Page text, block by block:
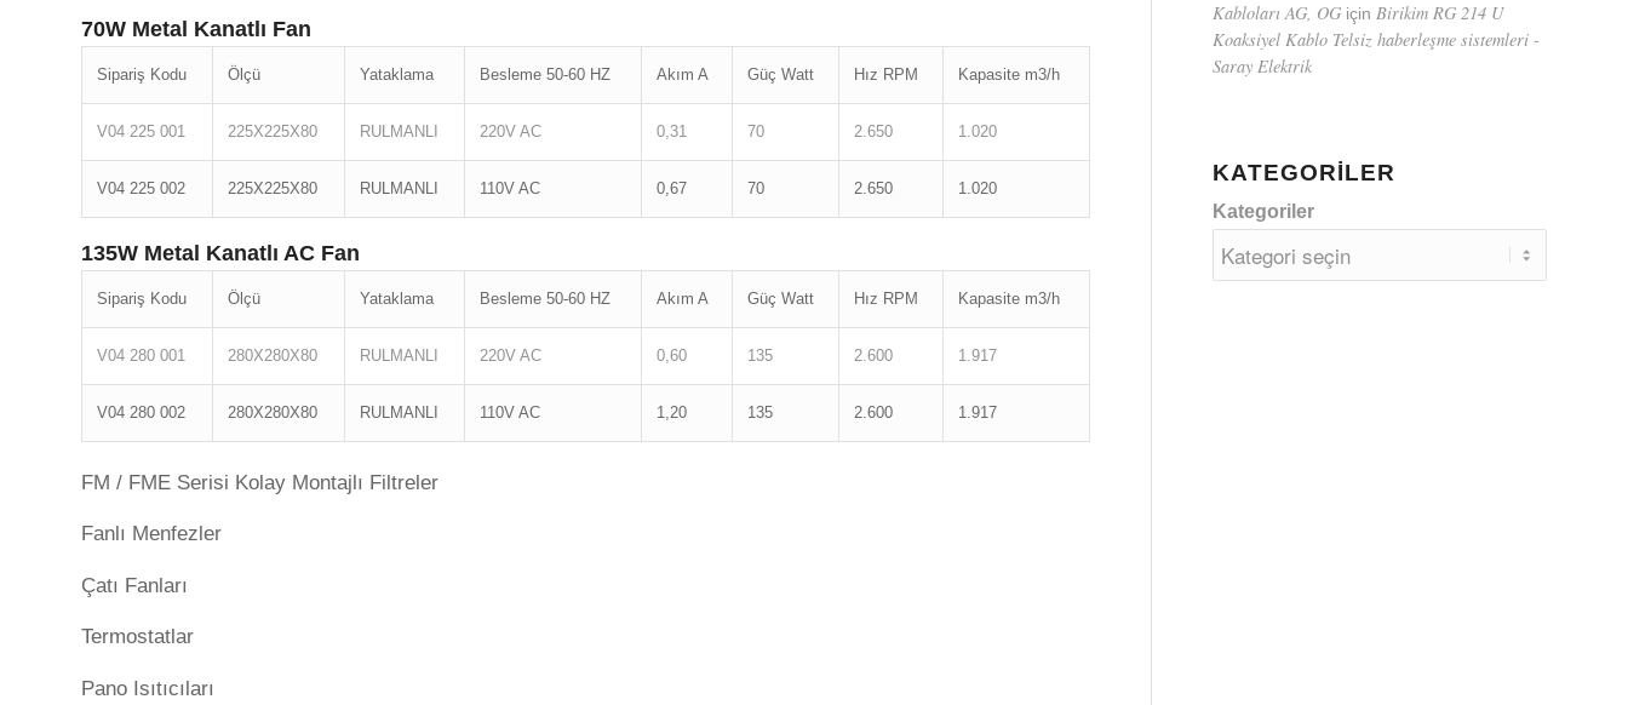
70W Metal Kanatlı Fan
Sipariş Kodu Ölçü Yataklama Besleme 50-60 HZ Akım A Güç Watt Hız RPM Kapasite m3/h
V04 225 001 225X225X80 RULMANLI 220V AC 0,31 70 2.650 1.020
V04 225 002 225X225X80 RULMANLI 110V AC 0,67 70 2.650 1.020
135W Metal Kanatlı AC Fan
Sipariş Kodu Ölçü Yataklama Besleme 50-60 HZ Akım A Güç Watt Hız RPM Kapasite m3/h
V04 280 001 280X280X80 RULMANLI 220V AC 0,60 135 2.600 1.917
V04 280 002 280X280X80 RULMANLI 110V AC 1,20 135 2.600 1.917
FM / FME Serisi Kolay Montajlı Filtreler
Fanlı Menfezler
Çatı Fanları
Termostatlar
Pano Isıtıcıları
Kabloları AG, OG için Birikim RG 214 U
Koaksiyel Kablo Telsiz haberleşme sistemleri -
Saray Elektrik
KATEGORILER
Kategoriler